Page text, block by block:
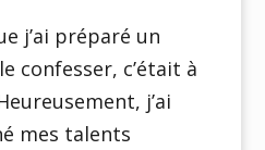
j’ai préparé un
confesser, c’était à
j’ai
mes talents